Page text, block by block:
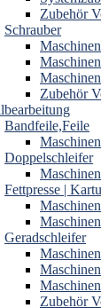
Zubehör
Schrauber
Zubehör
Bandfeile,Feile
Doppelschleifer
Fettpresse |
Geradschleifer
Zubehör